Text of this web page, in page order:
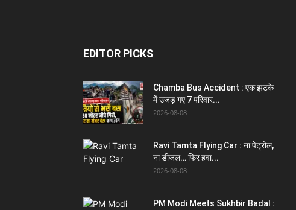
EDITOR PICKS
Chamba Bus Accident : एक झटके
में उजड़ गए 7 परिवार...
2026-08-08
Ravi Tamta Flying Car : ना पेट्रोल,
ना डीजल… फिर हवा...
2026-08-08
PM Modi Meets Sukhbir Badal :